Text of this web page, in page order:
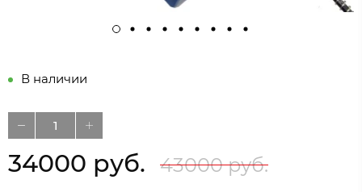
В наличии
34000 руб. 43000 руб.